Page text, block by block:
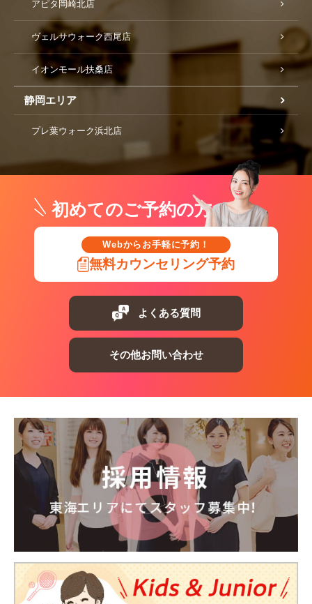
アピタ岡崎北店
ヴェルサウォーク西尾店
イオンモール扶桑店
静岡エリア
プレ葉ウォーク浜北店
初めてのご予約の方
Webからお手軽に予約！
無料カウンセリング予約
よくある質問
その他お問い合わせ